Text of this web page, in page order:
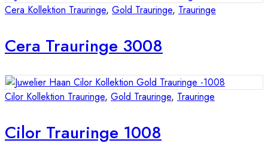
Cera Kollektion Trauringe, Gold Trauringe, Trauringe
Cera Trauringe 3008
Cilor Kollektion Trauringe, Gold Trauringe, Trauringe
Cilor Trauringe 1008